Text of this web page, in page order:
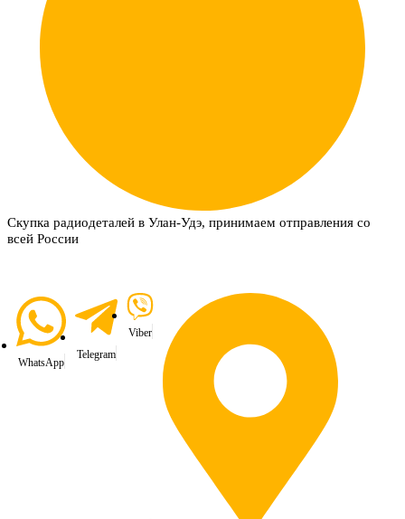
Скупка радиодеталей в Улан-Удэ, принимаем отправления со
всей России
WhatsApp
Telegram
Viber